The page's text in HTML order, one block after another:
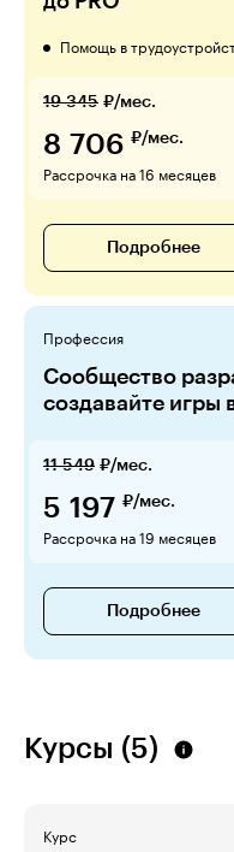
Помощь в
19 345 ₽/мес.
8 706 ₽/мес.
Рассрочка на 16 месяцев
Подробнее
Профессия
Сообщество
создавайте игры
11 549 ₽/мес.
5 197 ₽/мес.
Рассрочка на 19 месяцев
Подробнее
Курсы (5)
Курс